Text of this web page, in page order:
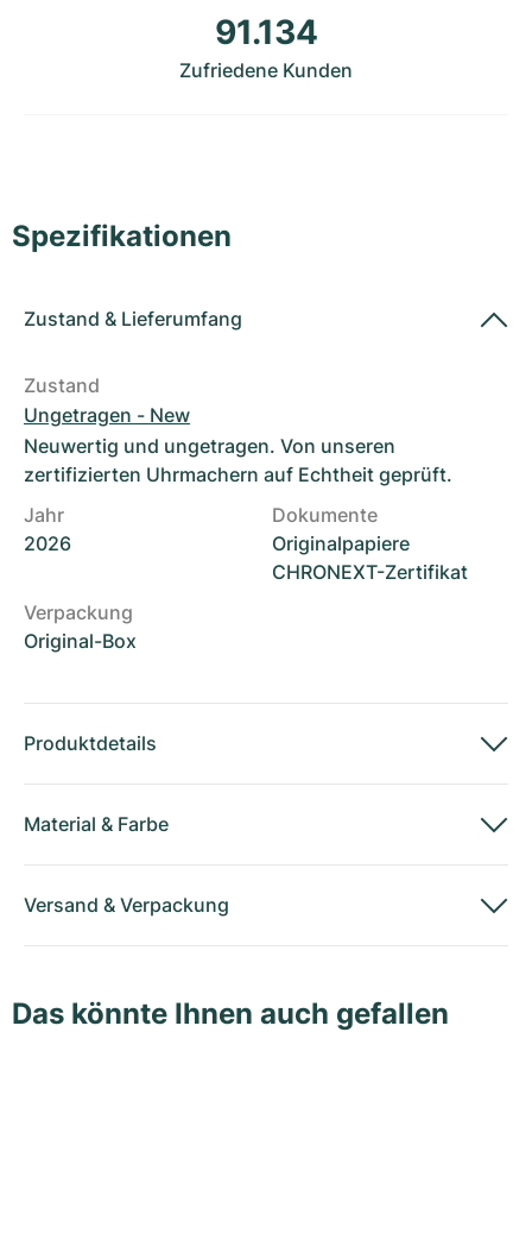
91.134
Zufriedene Kunden
Spezifikationen
Zustand & Lieferumfang
Zustand
Ungetragen - New
Neuwertig und ungetragen. Von unseren
zertifizierten Uhrmachern auf Echtheit geprüft.
Jahr
2026
Dokumente
Originalpapiere
CHRONEXT-Zertifikat
Verpackung
Original-Box
Produktdetails
Material & Farbe
Versand & Verpackung
Das könnte Ihnen auch gefallen